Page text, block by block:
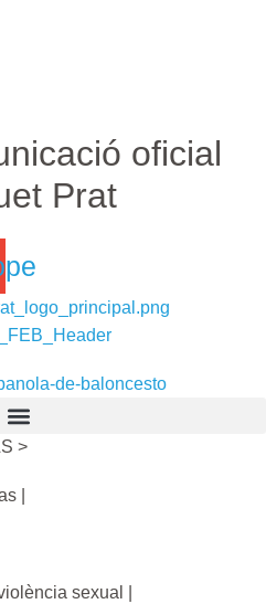
oficial
Prat
>
|
sexual |